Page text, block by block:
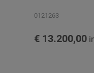
0121263
€ 13.200,00